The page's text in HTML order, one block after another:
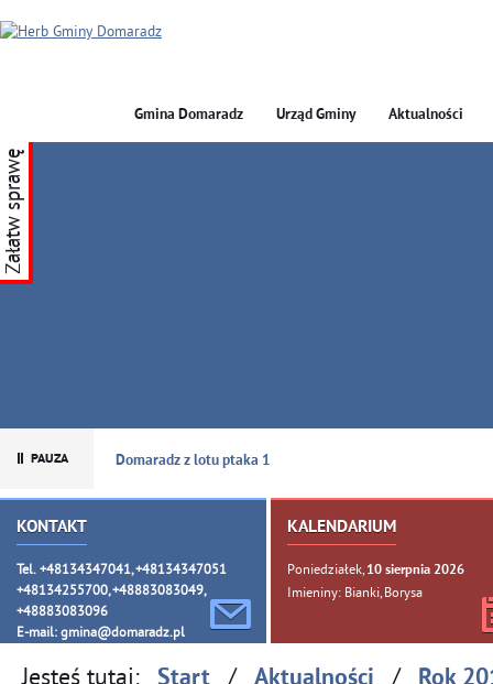
GMINA DOMARADZ
Gmina Domaradz Urząd Gminy Aktualności
Domaradz z lotu ptaka 1
KONTAKT
Tel. +48134347041, +48134347051
+48134255700, +48883083049,
+48883083096
E-mail: gmina@domaradz.pl
KALENDARIUM
Poniedziałek, 10sierpnia 2026
Imieniny: Bianki, Borysa
Załatw sprawę
Jesteś tutaj: / /